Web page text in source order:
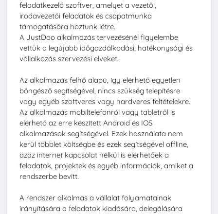
feladatkezelő szoftver, amelyet a vezetői,
irodavezetői feladatok és csapatmunka
támogatására hoztunk létre.
A JustDoo alkalmazás tervezésénél figyelembe
vettük a legújabb időgazdálkodási, hatékonysági és
vállalkozás szervezési elveket.
Az alkalmazás felhő alapú, így elérhető egyetlen
böngésző segítségével, nincs szükség telepítésre
vagy egyéb szoftveres vagy hardveres feltételekre.
Az alkalmazás mobiltelefonról vagy tabletről is
elérhető az erre készített Android és IOS
alkalmazások segítségével. Ezek használata nem
kerül többlet költségbe és ezek segítségével offline,
azaz internet kapcsolat nélkül is elérhetőek a
feladatok, projektek és egyéb információk, amiket a
rendszerbe bevitt.
A rendszer alkalmas a vállalat folyamatainak
irányítására a feladatok kiadására, delegálására